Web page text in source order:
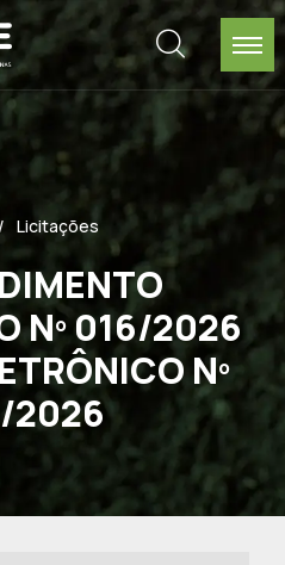
Licitações
Nº 016/2026
Nº
2026